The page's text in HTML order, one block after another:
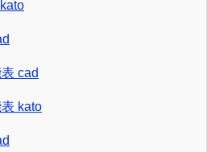
cad
kato